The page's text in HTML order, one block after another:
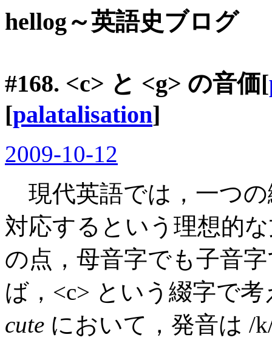
hellog～英語史ブログ
#168. <c> と <g> の音価[
[palatalisation]
2009-10-12
現代英語では，一つ
対応するという理想的
の点，母音字でも子音
ば，<c> という綴字で
cute において，発音は /